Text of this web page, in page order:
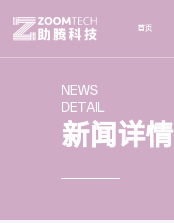
首页
NEWS
DETAIL
新闻详情